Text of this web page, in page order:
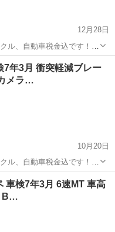
12月28日
ル、自動車税金込です！
べれば分かることやくだ
ント、連絡してこないでく
ークス
7年3月 衝突軽減ブレー
メラ…
10月20日
ル、自動車税金込です！
べれば分かることやくだ
ント、連絡してこないでく
走行距離
車検7年3月 6速MT 車高
B…